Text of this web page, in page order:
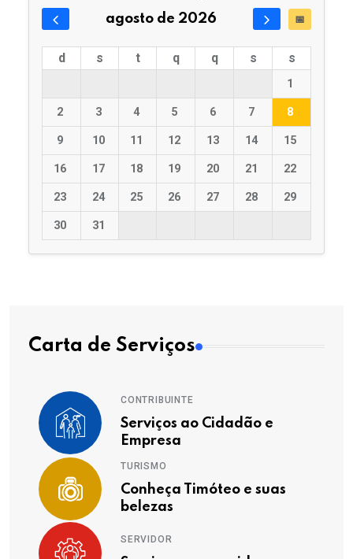
agosto de 2026 📅
d s t q q s s
1
2 3 4 5 6 7 8
9 10 11 12 13 14 15
16 17 18 19 20 21 22
23 24 25 26 27 28 29
30 31
Carta de Serviços
CONTRIBUINTE
Serviços ao Cidadão e
Empresa
TURISMO
Conheça Timóteo e suas
belezas
SERVIDOR